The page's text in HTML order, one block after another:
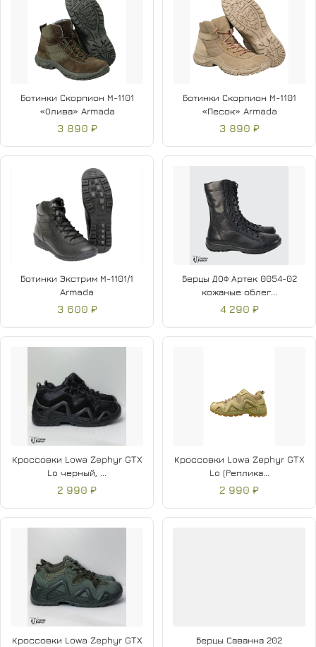
Ботинки Скорпион М-1101
«Олива» Armada
3 890 ₽
Ботинки Скорпион М-1101
«Песок» Armada
3 890 ₽
Ботинки Экстрим М-1101/1
Armada
3 600 ₽
Берцы ДОФ Артек 0054-02
кожаные облег...
4 290 ₽
Кроссовки Lowa Zephyr GTX
Lo черный, ...
2 990 ₽
Кроссовки Lowa Zephyr GTX
Lo (Реплика...
2 990 ₽
Кроссовки Lowa Zephyr GTX
Берцы Саванна 202